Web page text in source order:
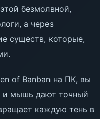
безмолвной,
а через
существ, которые,
of Banban на ПК, вы
и мышь дают точный
каждую тень в